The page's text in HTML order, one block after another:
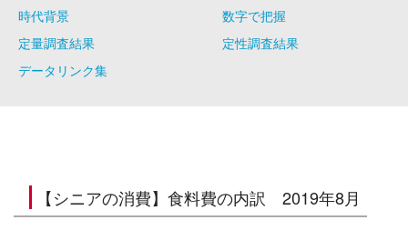
時代背景
数字で把握
定量調査結果
定性調査結果
データリンク集
【シニアの消費】食料費の内訳 2019年8月